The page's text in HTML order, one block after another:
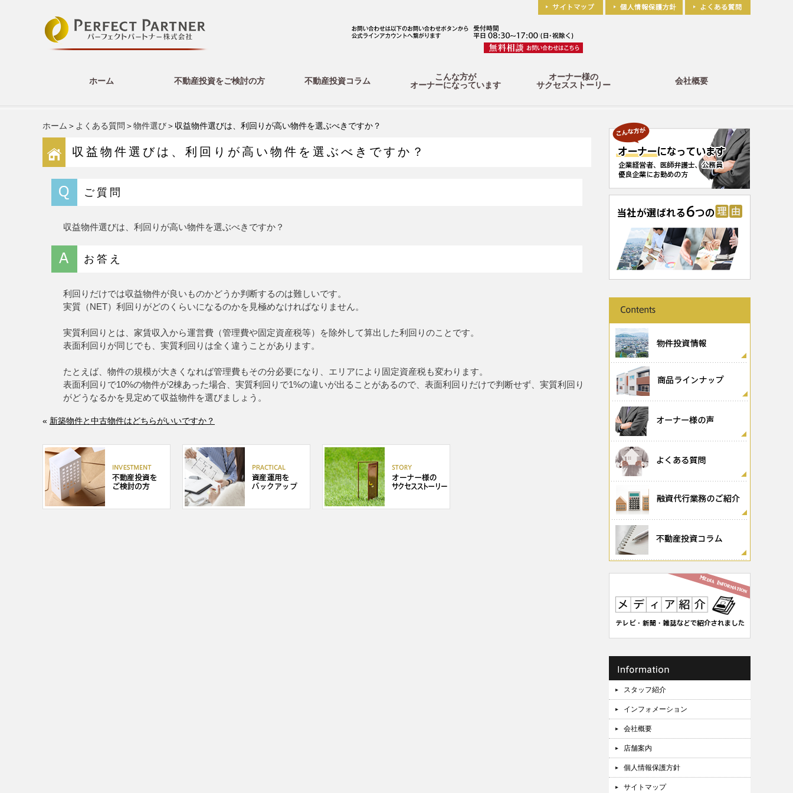
ホーム 不動産投資をご検討の方 不動産投資コラム
こんな方が
オーナーになっています
オーナー様の
サクセスストーリー
会社概要
ホーム ＞ よくある質問 ＞物件選び＞収益物件選びは、利回りが高い物件を選ぶべきですか？
収益物件選びは、利回りが高い物件を選ぶべきですか？
ご質問
収益物件選びは、利回りが高い物件を選ぶべきですか？
お答え
利回りだけでは収益物件が良いものかどうか判断するのは難しいです。
実質（NET）利回りがどのくらいになるのかを見極めなければなりません。
実質利回りとは、家賃収入から運営費（管理費や固定資産税等）を除外して算出した利回りのことです。
表面利回りが同じでも、実質利回りは全く違うことがあります。
たとえば、物件の規模が大きくなれば管理費もその分必要になり、エリアにより固定資産税も変わります。
表面利回りで10%の物件が2棟あった場合、実質利回りで1%の違いが出ることがあるので、表面利回りだけで判断せず、実質利回り
がどうなるかを見定めて収益物件を選びましょう。
« 新築物件と中古物件はどちらがいいですか？
スタッフ紹介
インフォメーション
会社概要
店舗案内
個人情報保護方針
サイトマップ